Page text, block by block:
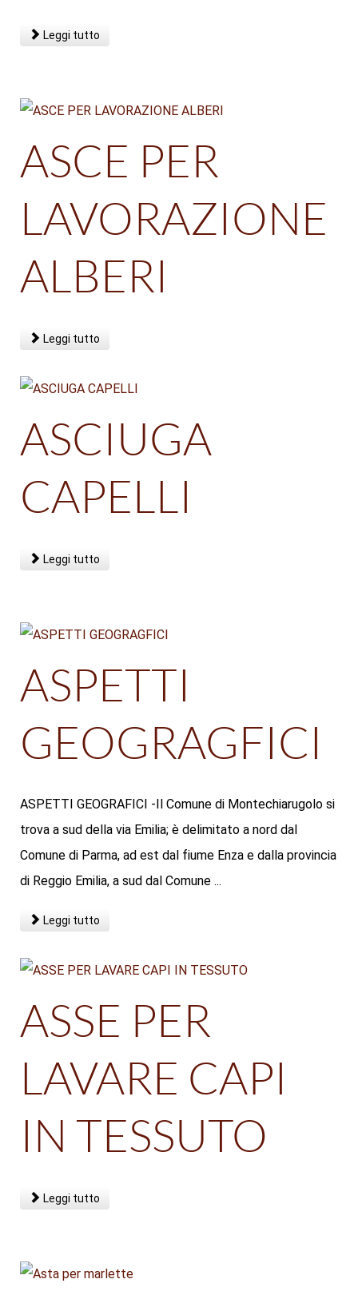
Leggi tutto
ASCE PER
LAVORAZIONE
ALBERI
Leggi tutto
ASCIUGA
CAPELLI
Leggi tutto
ASPETTI
GEOGRAGFICI
ASPETTI GEOGRAFICI -Il Comune di Montechiarugolo si
trova a sud della via Emilia; è delimitato a nord dal
Comune di Parma, ad est dal fiume Enza e dalla provincia
di Reggio Emilia, a sud dal Comune ...
Leggi tutto
ASSE PER
LAVARE CAPI
IN TESSUTO
Leggi tutto